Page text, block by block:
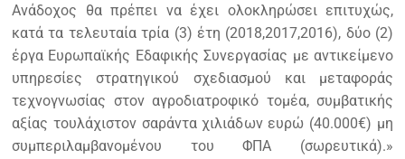
Ανάδοχος θα πρέπει να έχει ολοκληρώσει επιτυχώς,
κατά τα τελευταία τρία (3) έτη (2018,2017,2016), δύο (2)
έργα Ευρωπαϊκής Εδαφικής Συνεργασίας με αντικείμενο
υπηρεσίες στρατηγικού σχεδιασμού και μεταφοράς
τεχνογνωσίας στον αγροδιατροφικό τομέα, συμβατικής
αξίας τουλάχιστον σαράντα χιλιάδων ευρώ (40.000€) μη
συμπεριλαμβανομένου του ΦΠΑ (σωρευτικά).»